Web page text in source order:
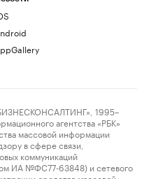
1995–
агентства «РБК»
массовой информации
в сфере связи,
коммуникаций
ИА №ФС77-63848) и сетевого